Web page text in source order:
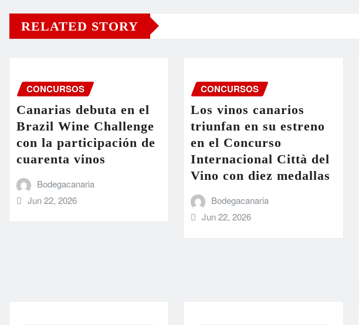
RELATED STORY
CONCURSOS
Canarias debuta en el
Brazil Wine Challenge
con la participación de
cuarenta vinos
Bodegacanaria
Jun 22, 2026
CONCURSOS
Los vinos canarios
triunfan en su estreno
en el Concurso
Internacional Città del
Vino con diez medallas
Bodegacanaria
Jun 22, 2026